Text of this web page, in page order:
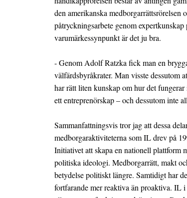
den amerikanska medborgarrättsrörelsen
påtryckningsarbete genom
varumärkessynpunkt är det ju bra.
- Genom Adolf Ratzka fick man en
välfärdsbyråkrater. Man visste dessutom
har rätt liten kunskap om hur det
ett entreprenörskap – och dessutom inte
Sammanfattningsvis tror jag att dessa
medborgaraktiviteterna som IL drev på
Initiativet att skapa en nationell plattform
politiska ideologi. Medborgarrätt, makt
betydelse politiskt längre. Samtidigt har
fortfarande mer reaktiva än proaktiva. IL